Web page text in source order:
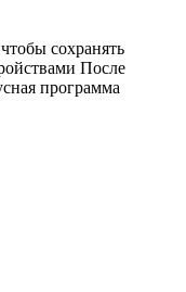
сохранять
После
программа